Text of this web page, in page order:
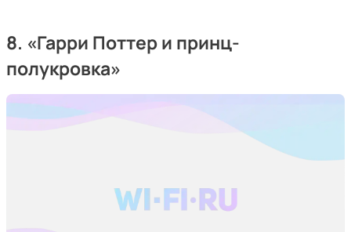
8. «Гарри Поттер и принц-
полукровка»